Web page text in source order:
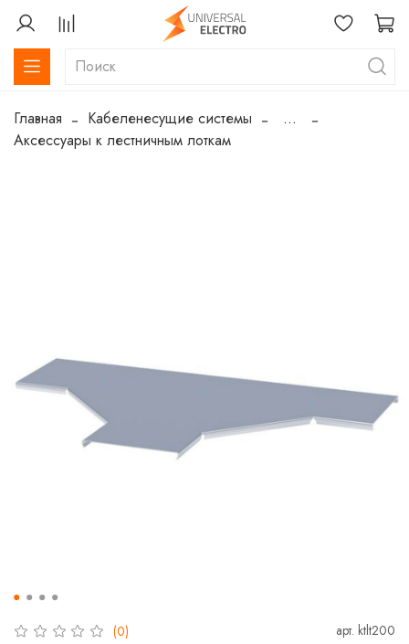
Главная Кабеленесущие системы
...
Аксессуары к лестничным лоткам
(0) арт. ktlt200